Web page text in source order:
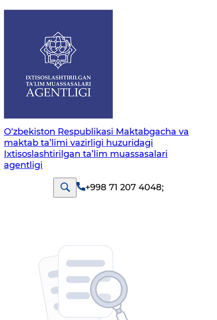
O‘zbekiston Respublikasi Maktabgacha va
maktab ta’limi vazirligi huzuridagi
Ixtisoslashtirilgan ta’lim muassasalari
agentligi
+998 71 207 4048;